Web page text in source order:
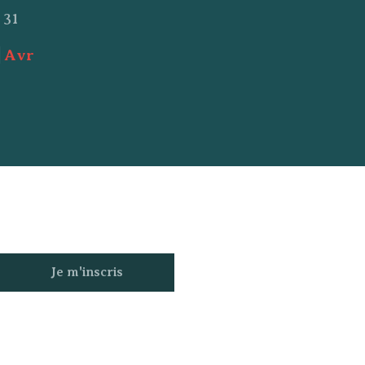
31
Avr
Je m'inscris